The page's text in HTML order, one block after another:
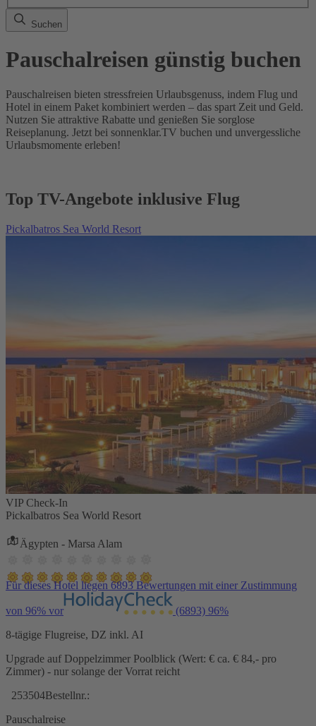
Suchen
Pauschalreisen günstig buchen
Pauschalreisen bieten stressfreien Urlaubsgenuss, indem Flug und
Hotel in einem Paket kombiniert werden – das spart Zeit und Geld.
Nutzen Sie attraktive Rabatte und genießen Sie sorglose
Reiseplanung. Jetzt bei sonnenklar.TV buchen und unvergessliche
Urlaubsmomente erleben!
Top TV-Angebote inklusive Flug
Pickalbatros Sea World Resort
VIP Check-In
Pickalbatros Sea World Resort
Ägypten - Marsa Alam
Für dieses Hotel liegen 6893 Bewertungen mit einer Zustimmung
von 96% vor (6893) 96%
8-tägige Flugreise, DZ inkl. AI
Upgrade auf Doppelzimmer Poolblick (Wert: € ca. € 84,- pro
Zimmer) - nur solange der Vorrat reicht
253504Bestellnr.:
Pauschalreise